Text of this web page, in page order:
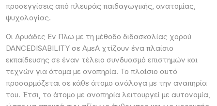
προσεγγίσεις από πλευράς παιδαγωγικής, ανατομίας,
ψυχολογίας.
Οι Δρυάδες Εν Πλω με τη μέθοδο διδασκαλίας χορού
DANCEDISABILITY σε ΑμεΑ χτίζουν ένα πλαίσιο
εκπαίδευσης σε έναν τέλειο συνδυασμό επιστημών και
τεχνών για άτομα με αναπηρία. Το πλαίσιο αυτό
προσαρμόζεται σε κάθε άτομο ανάλογα με την αναπηρία
του. Έτσι, το άτομο με αναπηρία λειτουργεί με αυτονομία,